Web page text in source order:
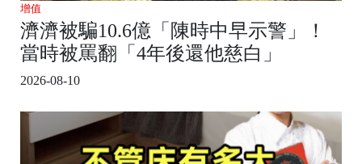
增值
濟濟被騙10.6億「陳時中早示警」！
當時被罵翻「4年後還他慈白」
2026-08-10